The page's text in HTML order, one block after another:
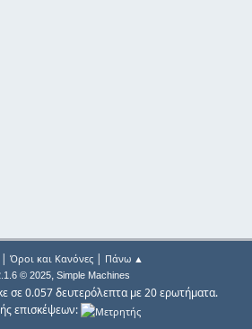
Όροι και Κανόνες| Πάνω ▲
© 2025, Simple Machines
σε 0.057 δευτερόλεπτα με 20 ερωτήματα.
επισκέψεων: